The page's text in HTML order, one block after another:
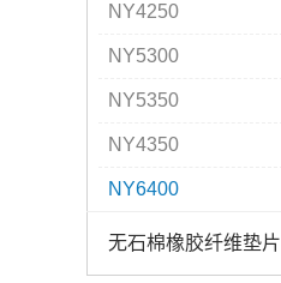
NY4250
NY5300
NY5350
NY4350
NY6400
无石棉橡胶纤维垫片